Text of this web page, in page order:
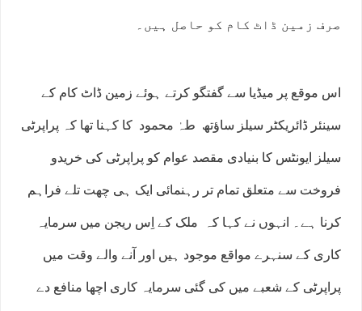
صرف زمین ڈاٹ کام کو حاصل ہیں۔
اس موقع پر میڈیا سے گفتگو کرتے ہوئے زمین ڈاٹ کام کے
سینئر ڈائریکٹر سیلز ساؤتھ طہٰ محمود کا کہنا تھا کہ پراپرٹی
سیلز ایونٹس کا بنیادی مقصد عوام کو پراپرٹی کی خریدو
فروخت سے متعلق تمام تر رہنمائی ایک ہی چھت تلے فراہم
کرنا ہے۔ انہوں نے کہا کہ ملک کے اِس ریجن میں سرمایہ
کاری کے سنہرے مواقع موجود ہیں اور آنے والے وقت میں
پراپرٹی کے شعبے میں کی گئی سرمایہ کاری اچھا منافع دے